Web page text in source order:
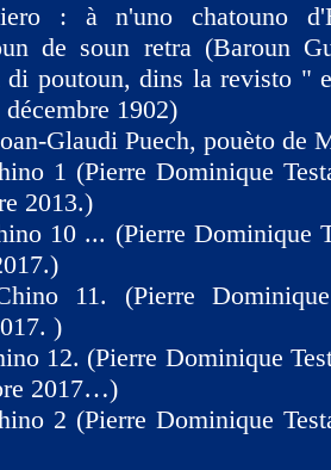
: à n'uno chatouno
de soun retra (Baroun
di poutoun, dins la revisto "
1902)
Glaudi Puech, pouèto de
1 (Pierre Dominique
2013.)
10 ... (Pierre Dominique
11. (Pierre
)
12. (Pierre Dominique
2017…)
2 (Pierre Dominique